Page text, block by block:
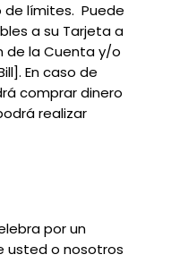
de límites. Puede
a su Tarjeta a
de la Cuenta y/o
En caso de
comprar dinero
realizar
por un
usted o nosotros